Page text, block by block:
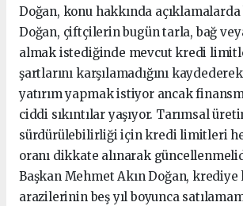
Doğan, konu hakkında
Doğan, çiftçilerin bugün tarla, bağ
almak istediğinde mevcut kredi
şartlarını karşılamadığını
yatırım yapmak istiyor ancak
ciddi sıkıntılar yaşıyor. Tarımsal
sürdürülebilirliği için kredi limitleri
oranı dikkate alınarak
Başkan Mehmet Akın Doğan, krediye
arazilerinin beş yıl boyunca